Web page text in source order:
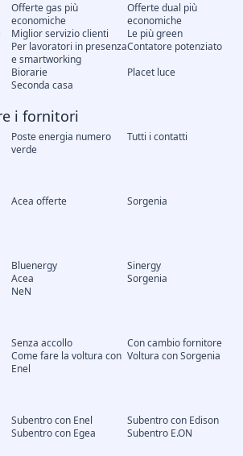
Offerte gas più
economiche
Offerte dual più
economiche
Miglior servizio clienti
Le più green
Per lavoratori in presenza
e smartworking
Contatore potenziato
Biorarie
Placet luce
Seconda casa
i fornitori
Poste energia numero
verde
Tutti i contatti
Acea offerte
Sorgenia
Bluenergy
Sinergy
Acea
Sorgenia
NeN
Senza accollo
Con cambio fornitore
Come fare la voltura con
Enel
Voltura con Sorgenia
Subentro con Enel
Subentro con Edison
Subentro con Egea
Subentro E.ON